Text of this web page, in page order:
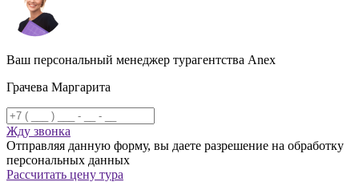
Ваш персональный менеджер турагентства Anex
Грачева Маргарита
Жду звонка
Отправляя данную форму, вы даете разрешение на обработку
персональных данных
Рассчитать цену тура